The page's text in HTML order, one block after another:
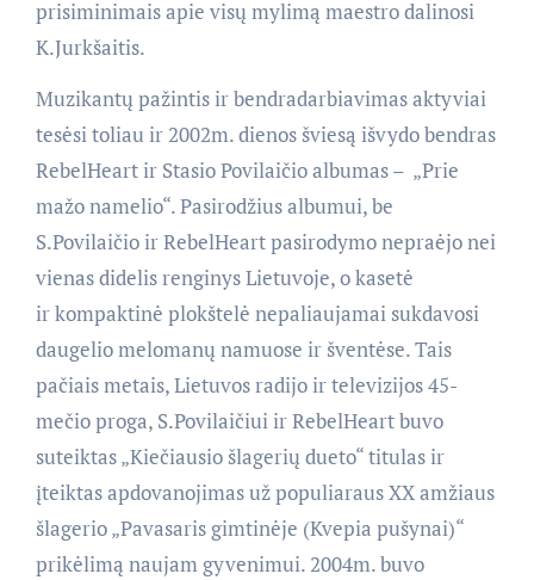
prisiminimais apie visų mylimą maestro dalinosi
K.Jurkšaitis.
Muzikantų pažintis ir bendradarbiavimas aktyviai
tesėsi toliau ir 2002m. dienos šviesą išvydo bendras
RebelHeart ir Stasio Povilaičio albumas – „Prie
mažo namelio“. Pasirodžius albumui, be
S.Povilaičio ir RebelHeart pasirodymo nepraėjo nei
vienas didelis renginys Lietuvoje, o kasetė
ir kompaktinė plokštelė nepaliaujamai sukdavosi
daugelio melomanų namuose ir šventėse. Tais
pačiais metais, Lietuvos radijo ir televizijos 45-
mečio proga, S.Povilaičiui ir RebelHeart buvo
suteiktas „Kiečiausio šlagerių dueto“ titulas ir
įteiktas apdovanojimas už populiaraus XX amžiaus
šlagerio „Pavasaris gimtinėje (Kvepia pušynai)“
prikėlimą naujam gyvenimui. 2004m. buvo